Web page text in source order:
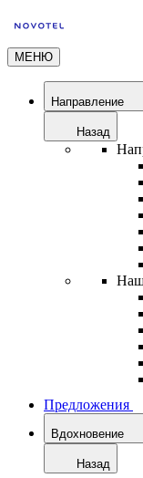
МЕНЮ
Направление
Назад
Предложения
Вдохновение
Назад